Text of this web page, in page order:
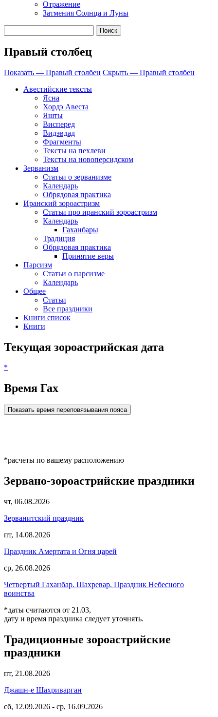
Отражение
Затмения Солнца и Луны
Правый столбец
Показать — Правый столбец Скрыть — Правый столбец
Авестийские тексты
Ясна
Хордэ Авеста
Яшты
Висперед
Видэвдад
Фрагменты
Тексты на пехлеви
Тексты на новоперсидском
Зерванизм
Статьи о зерванизме
Календарь
Обрядовая практика
Иранский зороастризм
Статьи про иранский зороастризм
Календарь
Гаханбары
Традиция
Обрядовая практика
Принятие веры
Парсизм
Статьи о парсизме
Календарь
Общее
Статьи
Все праздники
Книги список
Книги
Текущая зороастрийская дата
*
Время Гах
Показать время переповязывания пояса
*расчеты по вашему расположению
Зервано-зороастрийские праздники
чт, 06.08.2026
Зерванитский праздник
пт, 14.08.2026
Праздник Амертата и Огня царей
ср, 26.08.2026
Четвертый Гаханбар. Шахревар. Праздник Небесного
воинства
*даты считаются от 21.03,
дату и время праздника следует уточнять.
Традиционные зороастрийские
праздники
пт, 21.08.2026
Джашн-е Шахриварган
сб, 12.09.2026 - ср, 16.09.2026